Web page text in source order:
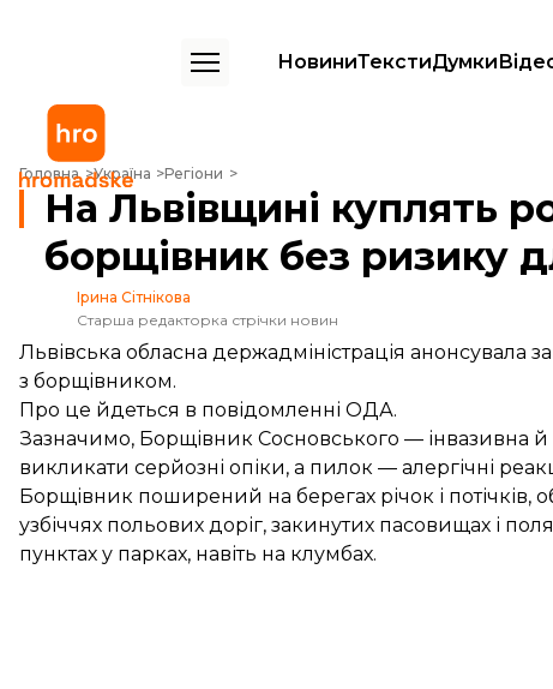
НовиниТекстиДумки
Головна Україна Регіони
На Львівщині куплять робота, щоб знищувати борщівник без ризику
На Львівщині куплять
борщівник без ризику
Ірина Сітнікова
Старша редакторка стрічки новин
Львівська обласна держадміністрація анонсувала
з борщівником.
Про це йдеться в повідомленні ОДА.
Зазначимо, Борщівник Сосновського — інвазивна
викликати серйозні опіки, а пилок — алергічні
Борщівник поширений на берегах річок і потічків,
узбіччях польових доріг, закинутих пасовищах і
пунктах у парках, навіть на клумбах.